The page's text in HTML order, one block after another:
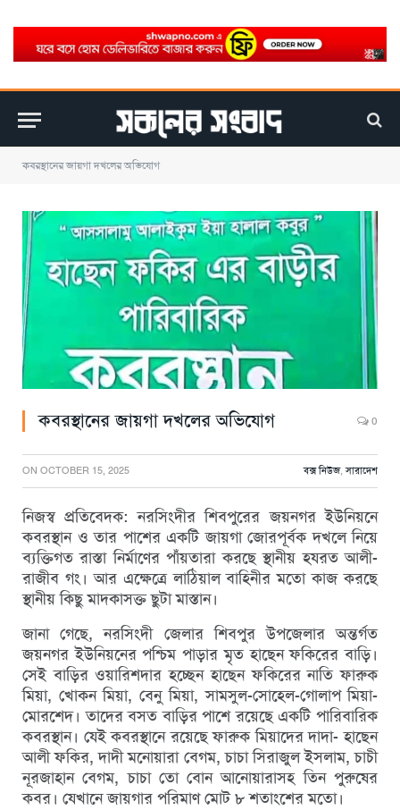
কবরস্থানের জায়গা দখলের অভিযোগ
কবরস্থানের জায়গা দখলের অভিযোগ 0
ON OCTOBER 15, 2025 বক্স নিউজ,সারাদেশ
নিজস্ব প্রতিবেদক: নরসিংদীর শিবপুরের জয়নগর ইউনিয়নে
কবরস্থান ও তার পাশের একটি জায়গা জোরপূর্বক দখলে নিয়ে
ব্যক্তিগত রাস্তা নির্মাণের পাঁয়তারা করছে স্থানীয় হযরত আলী-
রাজীব গং। আর এক্ষেত্রে লাঠিয়াল বাহিনীর মতো কাজ করছে
স্থানীয় কিছু মাদকাসক্ত ছুটা মাস্তান।
জানা গেছে, নরসিংদী জেলার শিবপুর উপজেলার অন্তর্গত
জয়নগর ইউনিয়নের পশ্চিম পাড়ার মৃত হাছেন ফকিরের বাড়ি।
সেই বাড়ির ওয়ারিশদার হচ্ছেন হাছেন ফকিরের নাতি ফারুক
মিয়া, খোকন মিয়া, বেনু মিয়া, সামসুল-সোহেল-গোলাপ মিয়া-
মোরশেদ। তাদের বসত বাড়ির পাশে রয়েছে একটি পারিবারিক
কবরস্থান। যেই কবরস্থানে রয়েছে ফারুক মিয়াদের দাদা- হাছেন
আলী ফকির, দাদী মনোয়ারা বেগম, চাচা সিরাজুল ইসলাম, চাচী
নূরজাহান বেগম, চাচা তো বোন আনোয়ারাসহ তিন পুরুষের
কবর। যেখানে জায়গার পরিমাণ মোট ৮ শতাংশের মতো।